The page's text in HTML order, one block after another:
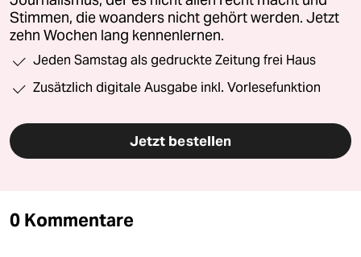
Stimmen, die woanders nicht gehört werden. Jetzt
zehn Wochen lang kennenlernen.
Jeden Samstag als gedruckte Zeitung frei Haus
Zusätzlich digitale Ausgabe inkl. Vorlesefunktion
Jetzt bestellen
0 Kommentare